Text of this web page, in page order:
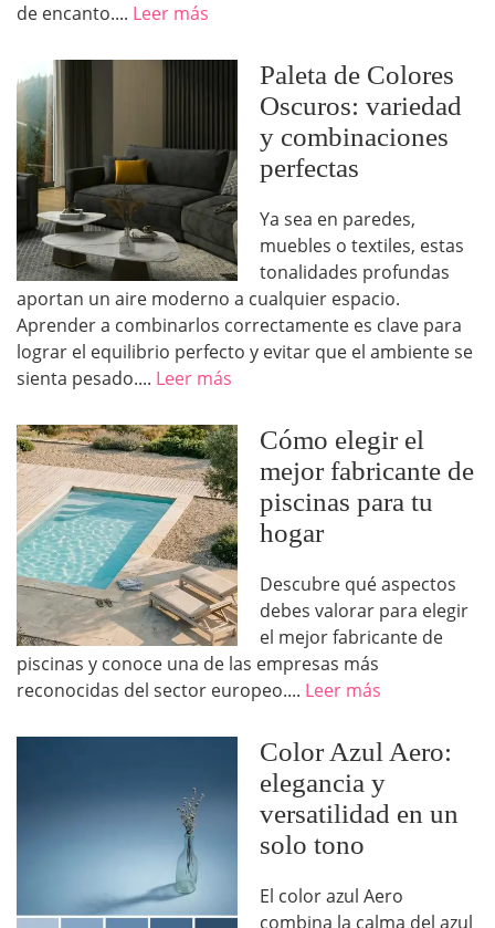
de encanto.... Leer más
Paleta de Colores
Oscuros: variedad
y combinaciones
perfectas
Ya sea en paredes,
muebles o textiles, estas
tonalidades profundas
aportan un aire moderno a cualquier espacio.
Aprender a combinarlos correctamente es clave para
lograr el equilibrio perfecto y evitar que el ambiente se
sienta pesado.... Leer más
Cómo elegir el
mejor fabricante de
piscinas para tu
hogar
Descubre qué aspectos
debes valorar para elegir
el mejor fabricante de
piscinas y conoce una de las empresas más
reconocidas del sector europeo.... Leer más
Color Azul Aero:
elegancia y
versatilidad en un
solo tono
El color azul Aero
combina la calma del azul